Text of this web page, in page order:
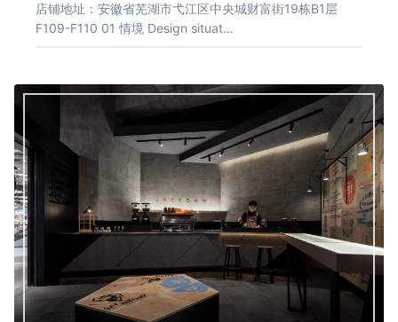
店铺地址：安徽省芜湖市弋江区中央城财富街19栋B1层
F109-F110 01 情境 Design situat…